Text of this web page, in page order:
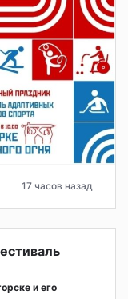
17 часов назад
и его